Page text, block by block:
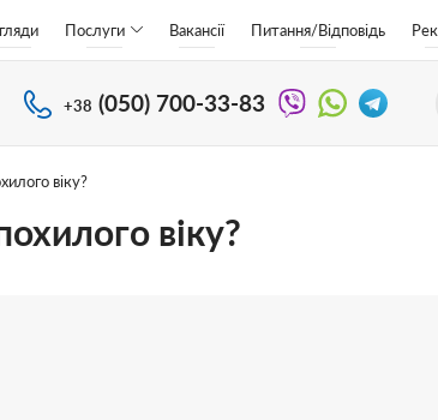
Послуги Вакансії Питання/Відповідь
+38 (050) 700-33-83
віку?
віку?